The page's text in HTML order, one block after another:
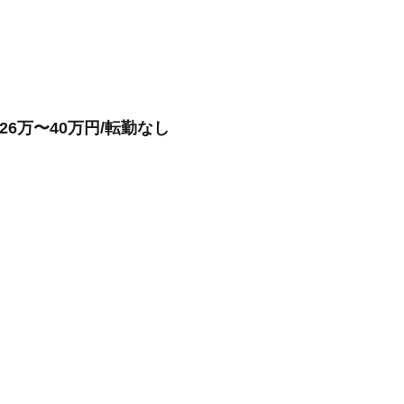
万〜40万円/転勤なし